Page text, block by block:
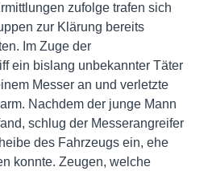
zufolge trafen sich
zur Klärung bereits
Im Zuge der
ein bislang unbekannter Täter
Messer an und verletzte
Nachdem der junge Mann
schlug der Messerangreifer
des Fahrzeugs ein, ehe
konnte. Zeugen, welche